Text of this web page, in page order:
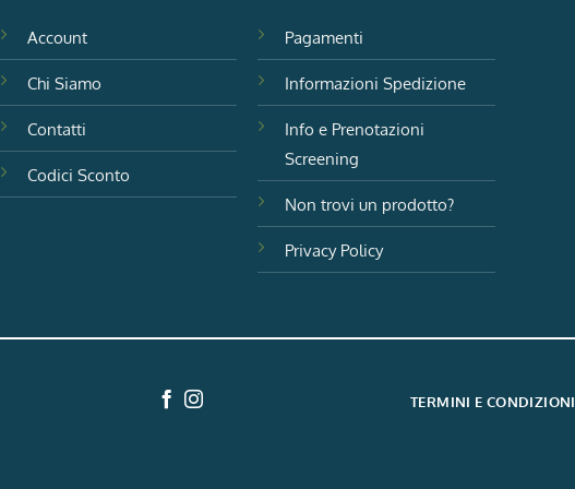
Account
Chi Siamo
Contatti
Codici Sconto
Pagamenti
Informazioni Spedizione
Info e Prenotazioni
Screening
Non trovi un prodotto?
Privacy Policy
TERMINI E CONDIZIONI